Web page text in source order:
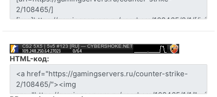
HTML-код: